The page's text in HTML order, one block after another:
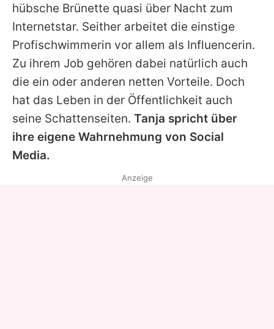
Utiq verwalten
hübsche Brünette quasi über Nacht zum
Internetstar. Seither arbeitet die einstige
Profischwimmerin vor allem als Influencerin.
Zu ihrem Job gehören dabei natürlich auch
die ein oder anderen netten Vorteile. Doch
hat das Leben in der Öffentlichkeit auch
seine Schattenseiten. Tanja spricht über
ihre eigene Wahrnehmung von Social
Media.
Anzeige